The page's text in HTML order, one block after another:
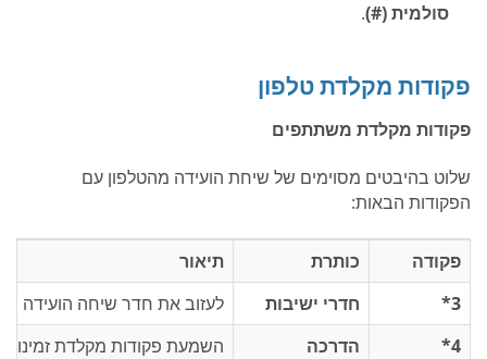
סולמית (#).
פקודות מקלדת טלפון
פקודות מקלדת משתתפים
שלוט בהיבטים מסוימים של שיחת הועידה מהטלפון עם
הפקודות הבאות:
פקודה כותרת
תיאור
3*
חדרי ישיבות
לעזוב את חדר שיחה הועידה
4*
הדרכה
השמעת פקודות מקלדת זמינות.